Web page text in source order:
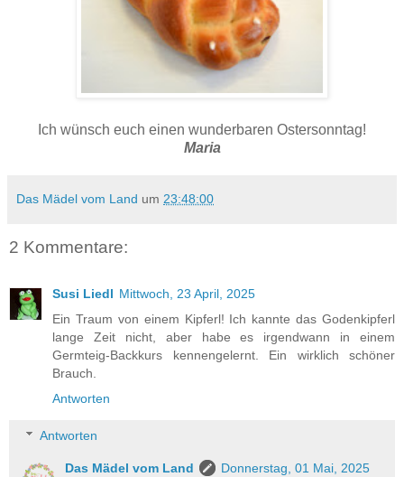
Ich wünsch euch einen wunderbaren Ostersonntag!
Maria
Das Mädel vom Land um 23:48:00
2 Kommentare:
Susi Liedl Mittwoch, 23 April, 2025
Ein Traum von einem Kipferl! Ich kannte das Godenkipferl
lange Zeit nicht, aber habe es irgendwann in einem
Germteig-Backkurs kennengelernt. Ein wirklich schöner
Brauch.
Antworten
Antworten
Das Mädel vom Land
Donnerstag, 01 Mai, 2025